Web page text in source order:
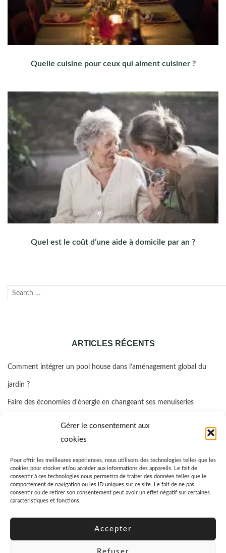
Gérer le consentement aux
cookies
Pour offrir les meilleures expériences, nous utilisons des technologies telles que les
cookies pour stocker et/ou accéder aux informations des appareils. Le fait de
consentir à ces technologies nous permettra de traiter des données telles que le
comportement de navigation ou les ID uniques sur ce site. Le fait de ne pas
consentir ou de retirer son consentement peut avoir un effet négatif sur certaines
caractéristiques et fonctions.
Accepter
Refuser
Quelle cuisine pour ceux qui aiment cuisiner ?
Quel est le coût d’une aide à domicile par an ?
Recherche
ARTICLES RÉCENTS
Comment intégrer un pool house dans l’aménagement global du
jardin ?
Faire des économies d’énergie en changeant ses menuiseries
Comment favoriser la cicatrisation rapide d’un coussinet blessé d’un
Quel est le prix moyen d’un garde-meuble ?